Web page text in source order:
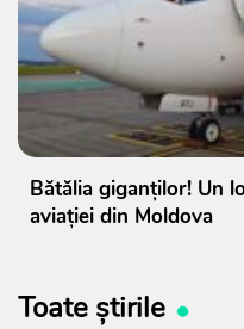
Bătălia giganților! Un
aviației din Moldova
Toate știrile